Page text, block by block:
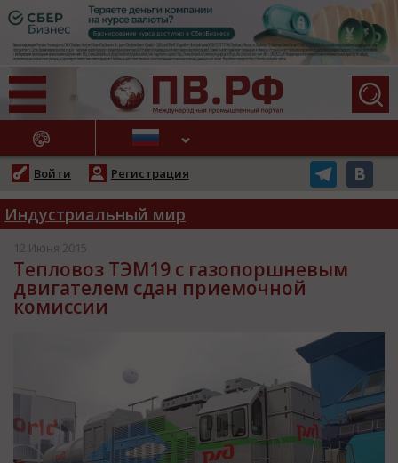
НОВОСТИ
Войти Регистрация
Индустриальный мир
12 Июня 2015
Тепловоз ТЭМ19 с газопоршневым
двигателем сдан приемочной
комиссии